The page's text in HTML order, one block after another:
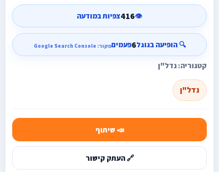
👁️
416צפיות במודעה
🔍 הופיעה בגוגל6פעמיםמקור: Google Search Console
קטגוריה: נדל"ן
נדל"ן
📣 שיתוף
🔗 העתק קישור